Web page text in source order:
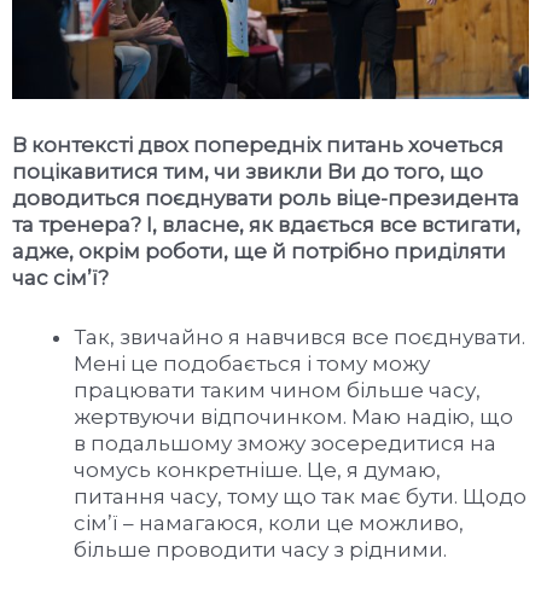
В контексті двох попередніх питань хочеться
поцікавитися тим, чи звикли Ви до того, що
доводиться поєднувати роль віце-президента
та тренера? І, власне, як вдається все встигати,
адже, окрім роботи, ще й потрібно приділяти
час сім’ї?
Так, звичайно я навчився все поєднувати.
Мені це подобається і тому можу
працювати таким чином більше часу,
жертвуючи відпочинком. Маю надію, що
в подальшому зможу зосередитися на
чомусь конкретніше. Це, я думаю,
питання часу, тому що так має бути. Щодо
сім’ї – намагаюся, коли це можливо,
більше проводити часу з рідними.